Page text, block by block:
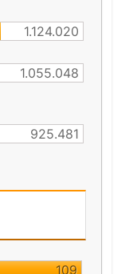
1.124.020
1.055.048
925.481
109